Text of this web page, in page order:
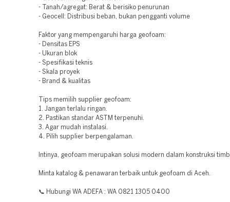
- Tanah/agregat: Berat & berisiko penurunan
- Geocell: Distribusi beban, bukan pengganti volume
Faktor yang mempengaruhi harga geofoam:
- Densitas EPS
- Ukuran blok
- Spesifikasi teknis
- Skala proyek
- Brand & kualitas
Tips memilih supplier geofoam:
1. Jangan terlalu ringan.
2. Pastikan standar ASTM terpenuhi.
3. Agar mudah instalasi.
4. Pilih supplier berpengalaman.
Intinya, geofoam merupakan solusi modern dalam konstruksi
Minta katalog & penawaran terbaik untuk geofoam di Aceh.
📞 Hubungi WA ADEFA : WA 0821 1305 0400